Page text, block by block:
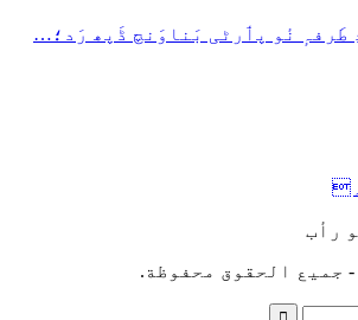
طَرفہٕ نٔو پٲرٹی بَناوَنچ ڈَپھ رَد؛…
رأب